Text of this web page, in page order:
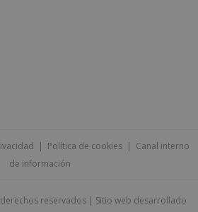
| Política de cookies| Canal interno
de información
reservados | Sitio web desarrollado